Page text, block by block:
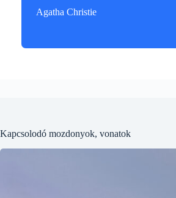
Agatha Christie
Kapcsolodó mozdonyok, vonatok